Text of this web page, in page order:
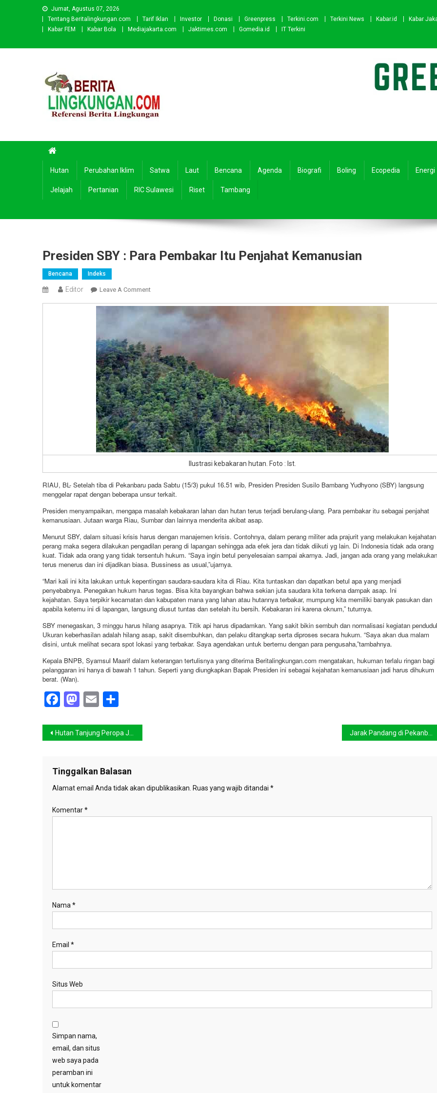
Jumat, Agustus 07, 2026
Tentang Beritalingkungan.com
Tarif Iklan Investor Donasi Greenpress Terkini.com Terkini News Kabar.id
Kabar
Kabar FEM
Kabar Bola Mediajakarta.com Jaktimes.com Gomedia.id IT Terkini
Hutan Perubahan Iklim Satwa Laut Bencana Agenda Biografi Boling Ecopedia Energi
Jelajah Pertanian RIC Sulawesi Riset Tambang
Presiden SBY : Para Pembakar Itu Penjahat Kemanusian
Bencana Indeks
Editor Leave A CommentOn
Pembakar
Itu
Penjahat
Kemanusian
Ilustrasi kebakaran hutan. Foto : Ist.
RIAU, BL- Setelah tiba di Pekanbaru pada Sabtu (15/3) pukul 16.51 wib, Presiden Presiden Susilo Bambang Yudhyono (SBY) langsung
menggelar rapat dengan beberapa unsur terkait.
Presiden menyampaikan, mengapa masalah kebakaran lahan dan hutan terus terjadi berulang-ulang. Para pembakar itu sebagai penjahat
kemanusiaan. Jutaan warga Riau, Sumbar dan lainnya menderita akibat asap.
Menurut SBY, dalam situasi krisis harus dengan manajemen krisis. Contohnya, dalam perang militer ada prajurit yang melakukan kejahatan
perang maka segera dilakukan pengadilan perang di lapangan sehingga ada efek jera dan tidak diikuti yg lain. Di Indonesia tidak ada orang
kuat. Tidak ada orang yang tidak tersentuh hukum. “Saya ingin betul penyelesaian sampai akarnya. Jadi, jangan ada orang yang melakukan
terus menerus dan ini dijadikan biasa. Bussiness as usual,”ujarnya.
“Mari kali ini kita lakukan untuk kepentingan saudara-saudara kita di Riau. Kita tuntaskan dan dapatkan betul apa yang menjadi
penyebabnya. Penegakan hukum harus tegas. Bisa kita bayangkan bahwa sekian juta saudara kita terkena dampak asap. Ini
kejahatan. Saya terpikir kecamatan dan kabupaten mana yang lahan atau hutannya terbakar, mumpung kita memiliki banyak pasukan dan
apabila ketemu ini di lapangan, langsung diusut tuntas dan setelah itu bersih. Kebakaran ini karena oknum,” tuturnya.
SBY menegaskan, 3 minggu harus hilang asapnya. Titik api harus dipadamkan. Yang sakit bikin sembuh dan normalisasi kegiatan
Ukuran keberhasilan adalah hilang asap, sakit disembuhkan, dan pelaku ditangkap serta diproses secara hukum. “Saya akan dua malam
disini, untuk melihat secara spot lokasi yang terbakar. Saya agendakan untuk bertemu dengan para pengusaha,”tambahnya.
Kepala BNPB, Syamsul Maarif dalam keterangan tertulisnya yang diterima Beritalingkungan.com mengatakan, hukuman terlalu ringan bagi
pelanggaran ini hanya di bawah 1 tahun. Seperti yang diungkapkan Bapak Presiden ini sebagai kejahatan kemanusiaan jadi harus dihukum
berat. (Wan).
Facebook
Mastodon
Email
Navigasi
Hutan Tanjung Peropa Jadi Sasaran Ilegal Logging Industri Kapal
Tinggalkan Balasan
Alamat email Anda tidak akan dipublikasikan. Ruas yang wajib ditandai *
Komentar*
Nama *
Email *
Situs Web
Simpan nama,
email, dan situs
web saya pada
peramban ini
untuk komentar